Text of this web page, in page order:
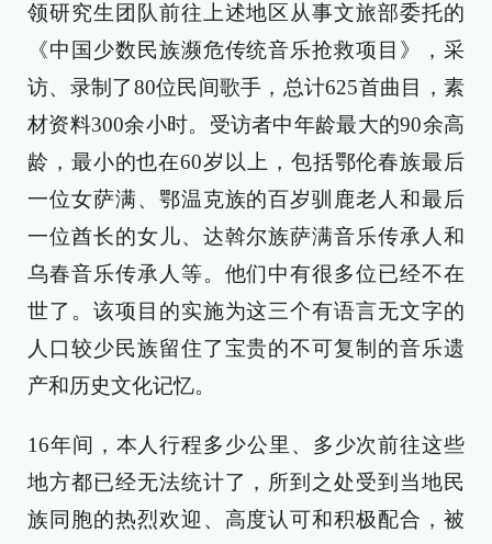
领研究生团队前往上述地区从事文旅部委托的
《中国少数民族濒危传统音乐抢救项目》，采
访、录制了80位民间歌手，总计625首曲目，素
材资料300余小时。受访者中年龄最大的90余高
龄，最小的也在60岁以上，包括鄂伦春族最后
一位女萨满、鄂温克族的百岁驯鹿老人和最后
一位酋长的女儿、达斡尔族萨满音乐传承人和
乌春音乐传承人等。他们中有很多位已经不在
世了。该项目的实施为这三个有语言无文字的
人口较少民族留住了宝贵的不可复制的音乐遗
产和历史文化记忆。
16年间，本人行程多少公里、多少次前往这些
地方都已经无法统计了，所到之处受到当地民
族同胞的热烈欢迎、高度认可和积极配合，被